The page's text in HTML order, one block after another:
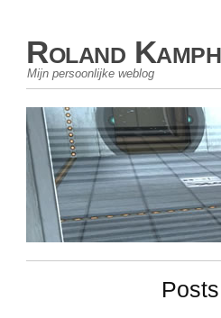
Roland
Mijn persoonlijke weblog
Posts